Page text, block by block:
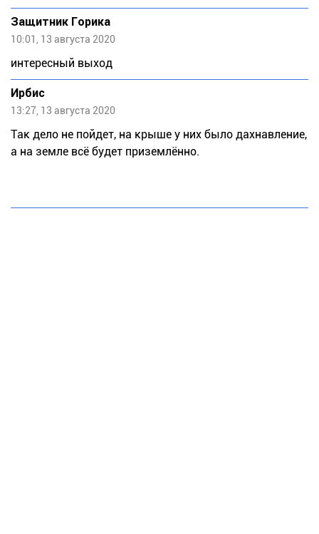
Защитник Горика
10:01, 13 августа 2020
интересный выход
Ирбис
13:27, 13 августа 2020
Так дело не пойдет, на крыше у них было дахнавление,
а на земле всё будет приземлённо.